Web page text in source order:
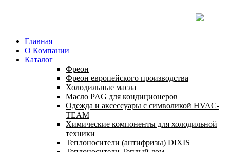
Главная
О Компании
Каталог
Фреон
Фреон европейского производства
Холодильные масла
Масло PAG для кондиционеров
Одежда и аксессуары с символикой HVAC-
TEAM
Химические компоненты для холодильной
техники
Теплоносители (антифризы) DIXIS